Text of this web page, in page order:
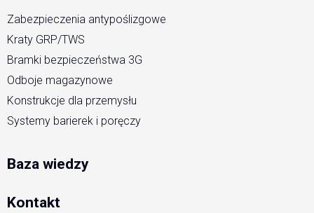
Zabezpieczenia antypoślizgowe
Kraty GRP/TWS
Bramki bezpieczeństwa 3G
Odboje magazynowe
Konstrukcje dla przemysłu
Systemy barierek i poręczy
Baza wiedzy
Kontakt